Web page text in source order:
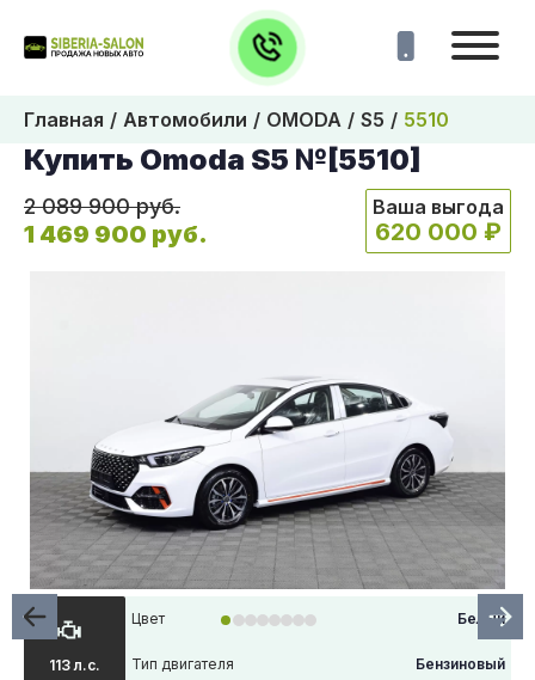
Главная Автомобили OMODA S5 5510
Купить Omoda S5 №[5510]
2 089 900 руб.
1 469 900 руб.
Ваша выгода
620 000 ₽
113 л.с.
Цвет Белый
Тип двигателя Бензиновый